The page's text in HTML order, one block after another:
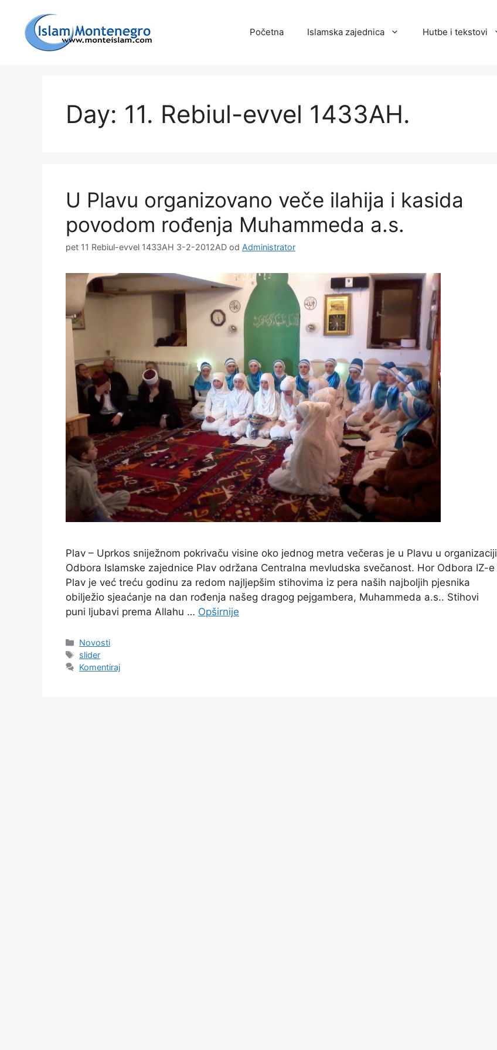
sadržaj
Početna Islamska zajednica Hutbe i tekstovi
Day: 11. Rebiul-evvel 1433AH.
U Plavu organizovano veče ilahija i kasida
povodom rođenja Muhammeda a.s.
pet 11 Rebiul-evvel 1433AH 3-2-2012AD od Administrator
Plav – Uprkos sniježnom pokrivaču visine oko jednog metra večeras je u Plavu u organizaciji
Odbora Islamske zajednice Plav održana Centralna mevludska svečanost. Hor Odbora IZ-e
Plav je već treću godinu za redom najljepšim stihovima iz pera naših najboljih pjesnika
obilježio sjeaćanje na dan rođenja našeg dragog pejgambera, Muhammeda a.s.. Stihovi
puni ljubavi prema Allahu … Opširnije
Kategorije
Novosti
Oznake
slider
Komentiraj